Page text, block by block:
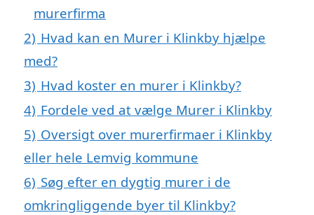
murerfirma
2) Hvad kan en Murer i Klinkby hjælpe
med?
3) Hvad koster en murer i Klinkby?
4) Fordele ved at vælge Murer i Klinkby
5) Oversigt over murerfirmaer i Klinkby
eller hele Lemvig kommune
6) Søg efter en dygtig murer i de
omkringliggende byer til Klinkby?